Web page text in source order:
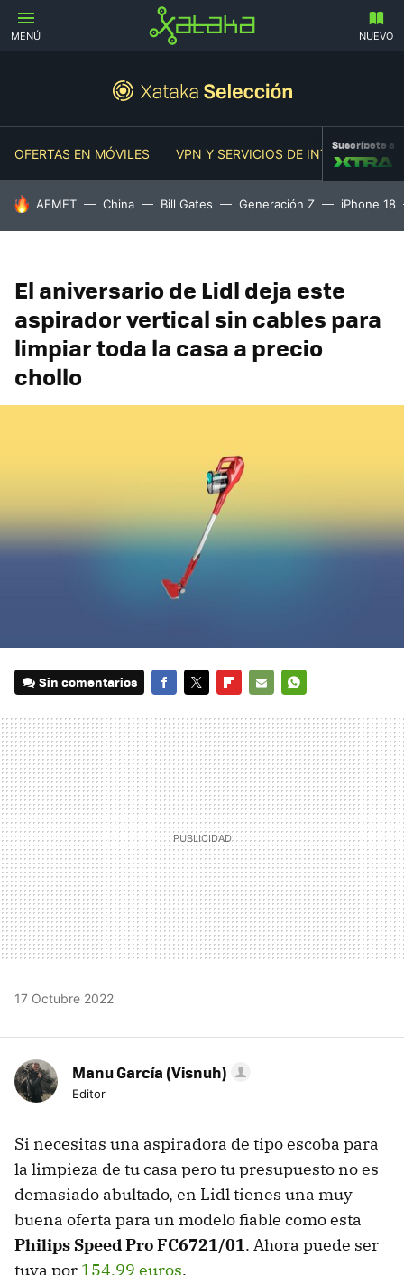
MENÚ NUEVO
OFERTAS EN MÓVILES VPN Y SERVICIOS DE INTERNET
Suscríbete a
HOY SE HABLA DE
AEMET China Bill Gates Generación Z iPhone 18
El aniversario de Lidl deja este
aspirador vertical sin cables para
limpiar toda la casa a precio
chollo
Sin comentarios
MAIL
17 Octubre 2022
Manu García (Visnuh)
Editor
Si necesitas una aspiradora de tipo escoba para
la limpieza de tu casa pero tu presupuesto no es
demasiado abultado, en Lidl tienes una muy
buena oferta para un modelo fiable como esta
Philips Speed Pro FC6721/01. Ahora puede ser
tuya por 154,99 euros.